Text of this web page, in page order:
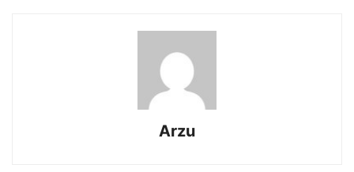
Arzu